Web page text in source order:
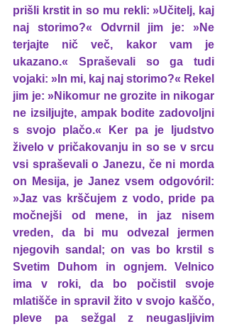
prišli krstit in so mu rekli: »Učitelj, kaj
naj storimo?« Odvrnil jim je: »Ne
terjajte nič več, kakor vam je
ukazano.« Spraševali so ga tudi
vojaki: »In mi, kaj naj storimo?« Rekel
jim je: »Nikomur ne grozite in nikogar
ne izsiljujte, ampak bodite zadovoljni
s svojo plačo.« Ker pa je ljudstvo
živelo v pričakovanju in so se v srcu
vsi spraševali o Janezu, če ni morda
on Mesija, je Janez vsem odgovóril:
»Jaz vas krščujem z vodo, pride pa
močnejši od mene, in jaz nisem
vreden, da bi mu odvezal jermen
njegovih sandal; on vas bo krstil s
Svetim Duhom in ognjem. Velnico
ima v roki, da bo počistil svoje
mlatišče in spravil žito v svojo kaščo,
pleve pa sežgal z neugasljivim